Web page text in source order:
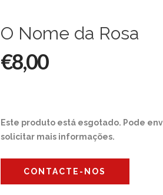
O Nome da Rosa
€8,00
Este produto está esgotado. Pode
solicitar mais informações.
CONTACTE-NOS